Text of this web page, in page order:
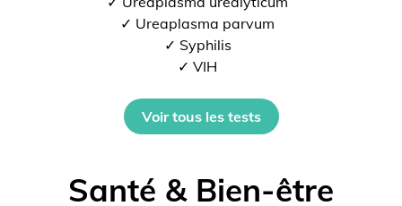
✓ Ureaplasma parvum
✓ Syphilis
✓ VIH
Voir tous les tests
Santé & Bien-être